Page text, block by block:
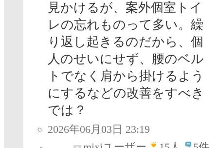
見かけるが、案外個室トイ
レの忘れものって多い。繰
り返し起きるのだから、個
人のせいにせず、腰のベル
トでなく肩から掛けるよう
にするなどの改善をすべき
では？
2026年06月03日 23:19